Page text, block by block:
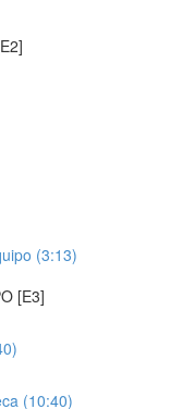
(3:13)
[E3]
(10:40)